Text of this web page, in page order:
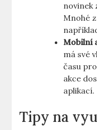
novinek
Mnohé
Mobilní
má své
času
akce
aplikací.
Tipy na